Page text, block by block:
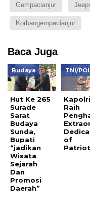
Gempacianjur
Korbangempacianjur
Baca Juga
Budaya
Hut Ke 265
Surade
Sarat
Budaya
Sunda,
Bupati
“jadikan
Wisata
Sejarah
Dan
Promosi
Daerah”
TNI/
Kapolri
Raih
of